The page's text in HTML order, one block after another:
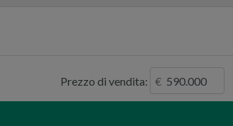
Prezzo di vendita: